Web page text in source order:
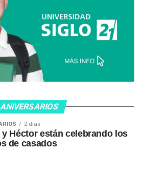
ANIVERSARIOS
2 días
y Héctor están celebrando los
de casados